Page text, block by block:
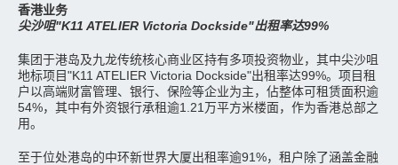
香港业务
尖沙咀"K11 ATELIER Victoria Dockside"出租率达99%
集团于港岛及九龙传统核心商业区持有多项投资物业，其中尖沙咀
地标项目"K11 ATELIER Victoria Dockside"出租率达99%。项目租
户以高端财富管理、银行、保险等企业为主，佔整体可租赁面积逾
54%，其中有外资银行承租逾1.21万平方米楼面，作为香港总部之
用。
至于位处港岛的中环新世界大厦出租率逾91%，租户除了涵盖金融